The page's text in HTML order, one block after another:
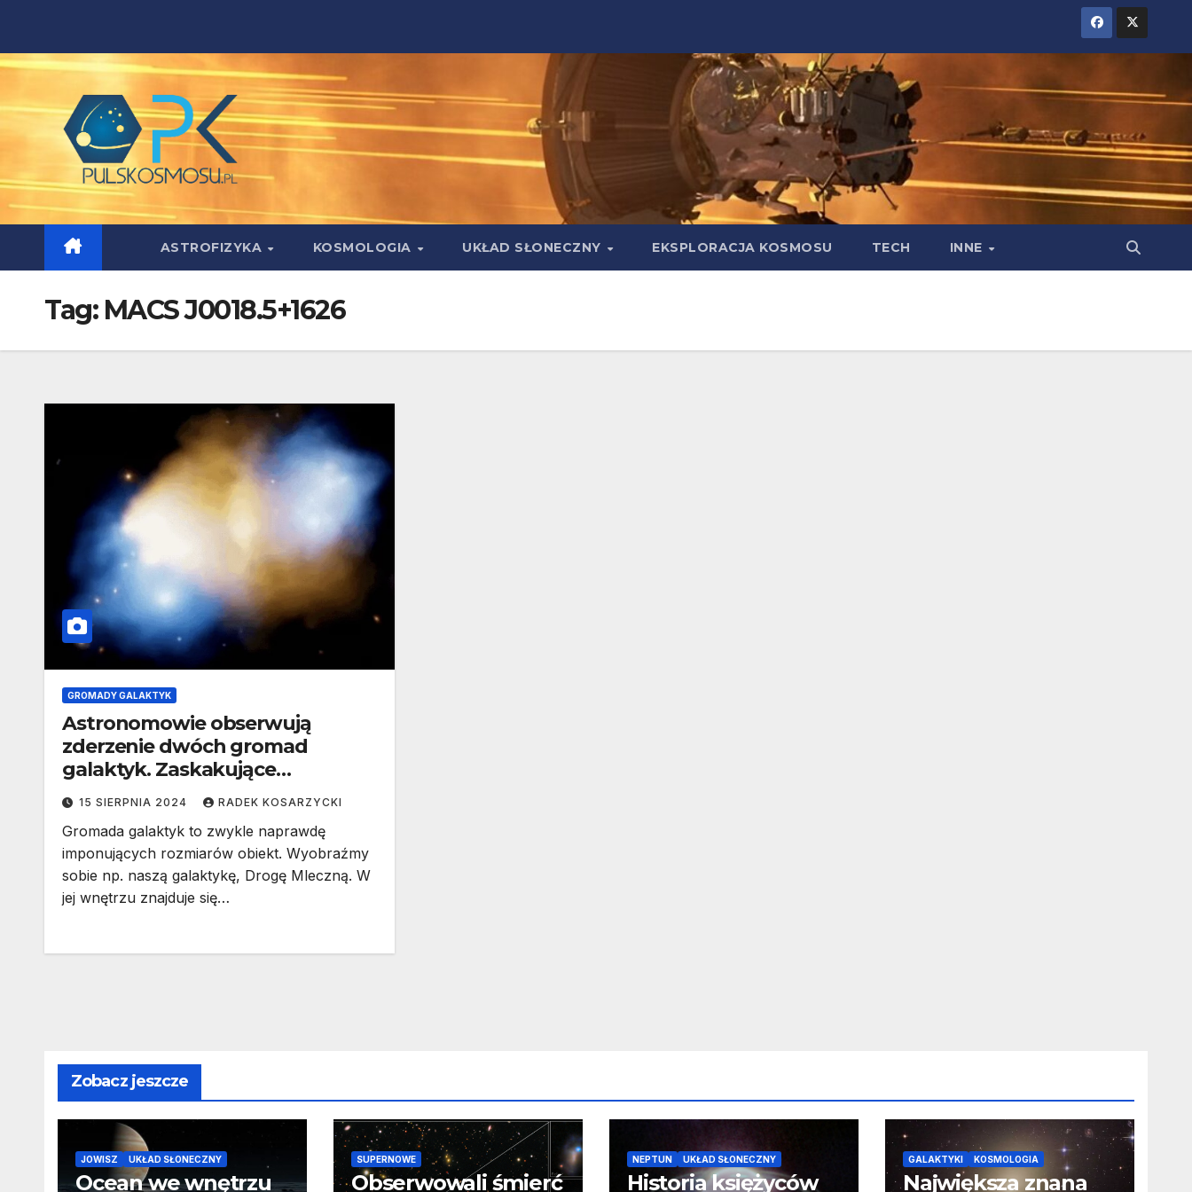
content
ASTROFIZYKA KOSMOLOGIA UKŁAD SŁONECZNY EKSPLORACJA KOSMOSU TECH INNE
Tag: MACS J0018.5+1626
GROMADY GALAKTYK
Astronomowie obserwują
zderzenie dwóch gromad
galaktyk. Zaskakujące
zachowanie ciemnej materii
15 SIERPNIA 2024 RADEK KOSARZYCKI
Gromada galaktyk to zwykle naprawdę
imponujących rozmiarów obiekt. Wyobraźmy
sobie np. naszą galaktykę, Drogę Mleczną. W
jej wnętrzu znajduje się…
Zobacz jeszcze
JOWISZ UKŁAD SŁONECZNY
Ocean we wnętrzu
SUPERNOWE
Obserwowali śmierć
NEPTUN UKŁAD SŁONECZNY
Historia księżyców
GALAKTYKI KOSMOLOGIA
Największa znana